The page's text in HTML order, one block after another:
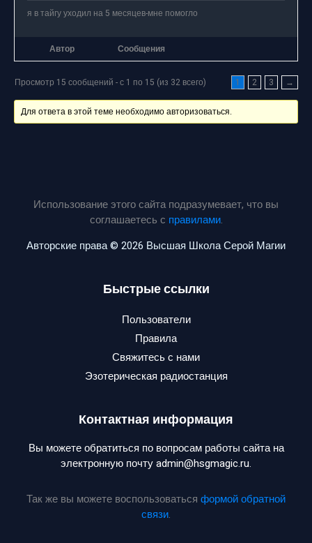
я в тайгу уходил на 5 месяцев-мне помогло
Автор Сообщения
Просмотр 15 сообщений - с 1 по 15 (из 32 всего) 1 2 3 →
Для ответа в этой теме необходимо авторизоваться.
Использование этого сайта подразумевает, что вы
соглашаетесь с правилами.
Авторские права © 2026 Высшая Школа Серой Магии
Быстрые ссылки
Пользователи
Правила
Свяжитесь с нами
Эзотерическая радиостанция
Контактная информация
Вы можете обратиться по вопросам работы сайта на
электронную почту admin@hsgmagic.ru.
Так же вы можете воспользоваться формой обратной
связи.